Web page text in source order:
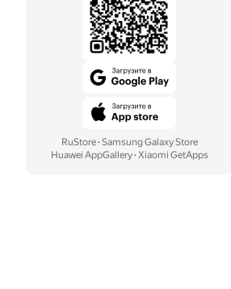
RuStore· Samsung Galaxy Store
Huawei AppGallery· Xiaomi GetApps